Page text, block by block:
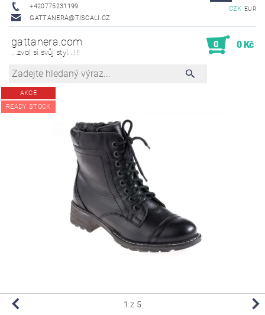
+420775231199
GATTANERA@TISCALI.CZ
CZK EUR
gattanera.com
...zvol si svůj styl...!!!
0 0 Kč
AKCE
READY STOCK
1 z 5